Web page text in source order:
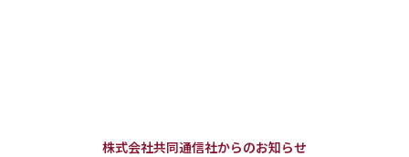
株式会社共同通信社からのお知らせ